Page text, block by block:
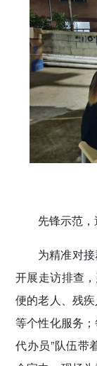
先锋示范
为精准对
开展走访排查
便的老人、残
等个性化服务
代办员”队伍带